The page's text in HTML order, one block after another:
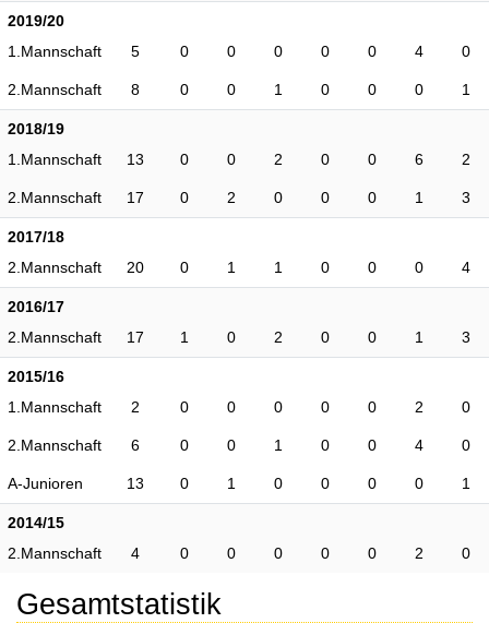
2019/20
1.Mannschaft
5 0 0 0 0 0 4 0
2.Mannschaft 8 0 0 1 0 0 0 1
2018/19
1.Mannschaft
13 0 0 2 0 0 6 2
2.Mannschaft 17 0 2 0 0 0 1 3
2017/18
2.Mannschaft
20 0 1 1 0 0 0 4
2016/17
2.Mannschaft
17 1 0 2 0 0 1 3
2015/16
1.Mannschaft
2 0 0 0 0 0 2 0
2.Mannschaft 6 0 0 1 0 0 4 0
A-Junioren 13 0 1 0 0 0 0 1
2014/15
2.Mannschaft
4 0 0 0 0 0 2 0
Gesamtstatistik